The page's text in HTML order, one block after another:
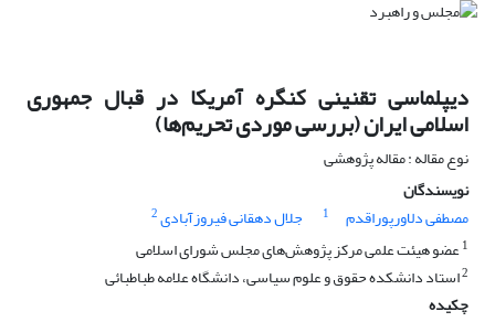
دیپلماسی تقنینی کنگره آمریکا در قبال جمهوری
اسلامی ایران (بررسی موردی تحریم‌ها)
نوع مقاله : مقاله پژوهشی
نویسندگان
مصطفی دلاورپوراقدم
1 جلال دهقانی فیروزآبادی2
1عضو هیئت علمی مرکز پژوهش‌های مجلس شورای اسلامی
2استاد دانشکده حقوق و علوم سیاسی، دانشگاه علامه طباطبائی
چکیده